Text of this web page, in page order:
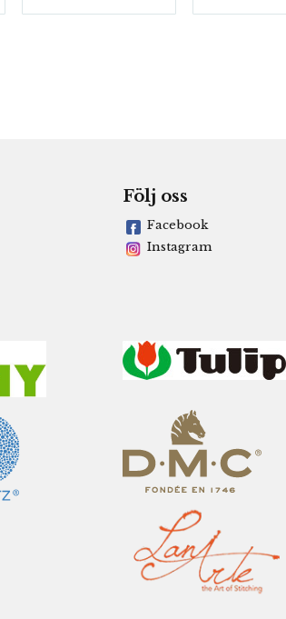
Följ oss
Facebook
Instagram